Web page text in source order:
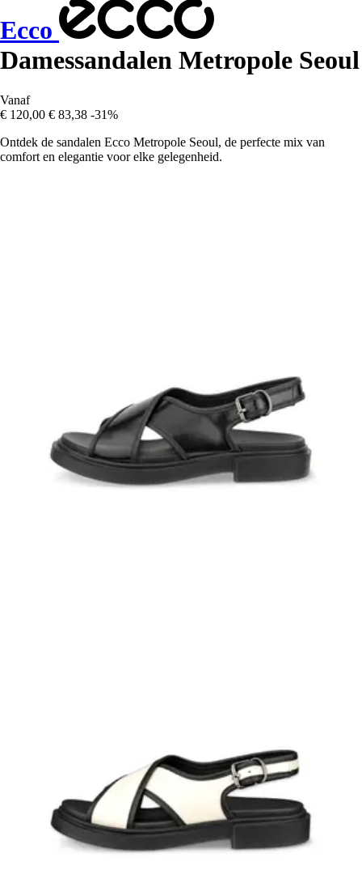
Ecco
Damessandalen Metropole Seoul
Vanaf
€ 120,00 € 83,38 -31%
Ontdek de sandalen Ecco Metropole Seoul, de perfecte mix van
comfort en elegantie voor elke gelegenheid.